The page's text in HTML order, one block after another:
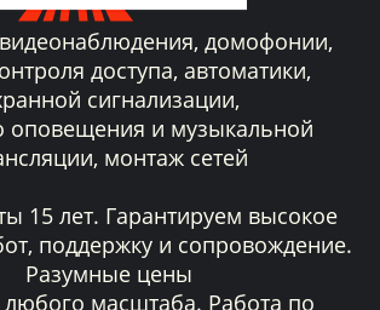
домофонии,
доступа, автоматики,
сигнализации,
оповещения и музыкальной
монтаж сетей
15 лет. Гарантируем высокое
поддержку и сопровождение.
Разумные цены
масштаба. Работа по